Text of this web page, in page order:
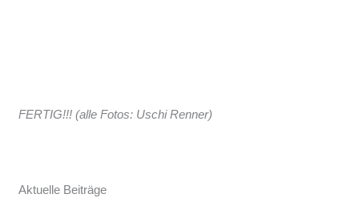
FERTIG!!! (alle Fotos: Uschi Renner)
Aktuelle Beiträge